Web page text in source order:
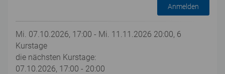
Anmelden
Mi. 07.10.2026, 17:00 - Mi. 11.11.2026 20:00, 6
Kurstage
die nächsten Kurstage:
07.10.2026, 17:00 - 20:00